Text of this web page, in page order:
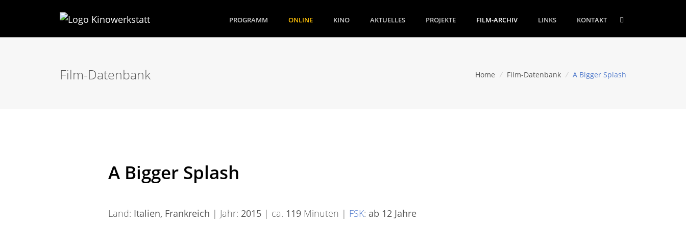
PROGRAMM (CURRENT)ONLINE KINO AKTUELLES PROJEKTE FILM-ARCHIV LINKS KONTAKT
Film-Datenbank Home / Film-Datenbank / A Bigger Splash
A Bigger Splash
Land: Italien, Frankreich | Jahr: 2015 | ca. 119 Minuten | FSK: ab 12 Jahre